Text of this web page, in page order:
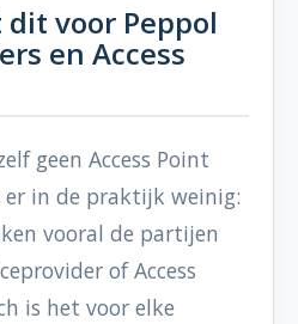
voor Peppol
en Access
geen Access Point
in de praktijk weinig:
vooral de partijen
of Access
is het voor elke